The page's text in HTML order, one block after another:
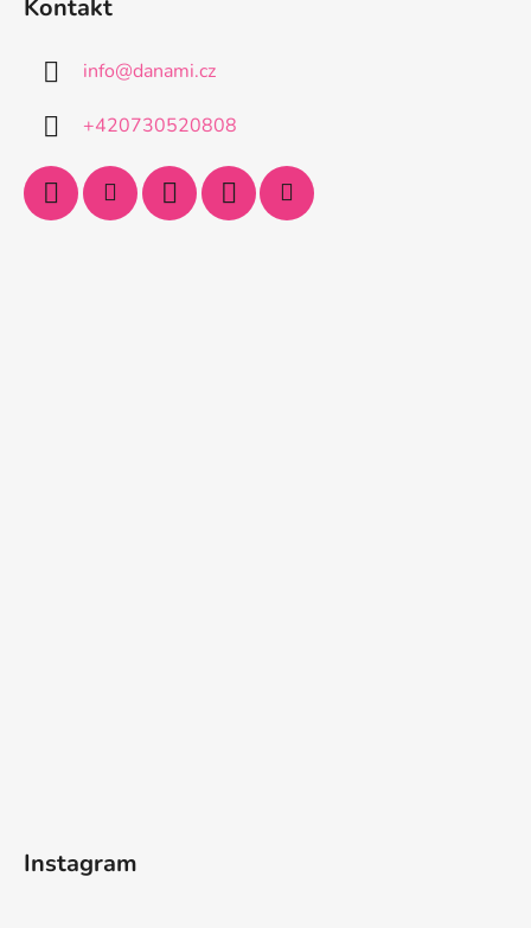
Kontakt
info@danami.cz
+420730520808
Instagram